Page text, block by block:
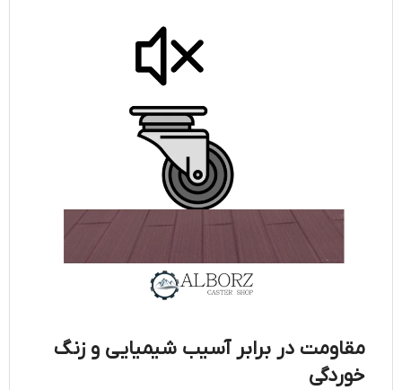
مقاومت در برابر آسیب شیمیایی و زنگ
خوردگی